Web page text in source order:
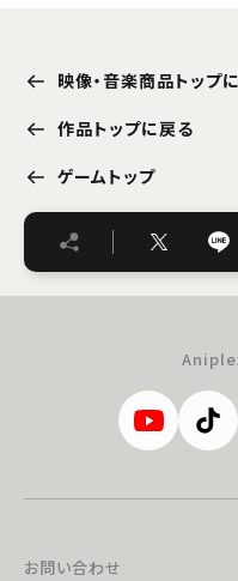
映像・音楽商品トップ
作品トップに戻る
ゲームトップ
お問い合わせ